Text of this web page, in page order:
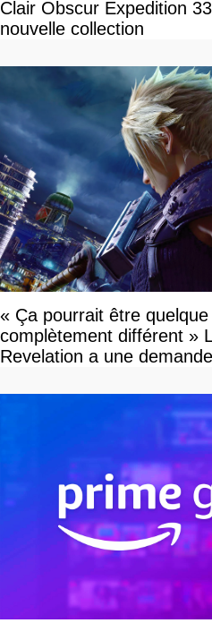
Clair Obscur Expedition
nouvelle collection
« Ça pourrait être
complètement différent »
Revelation a une